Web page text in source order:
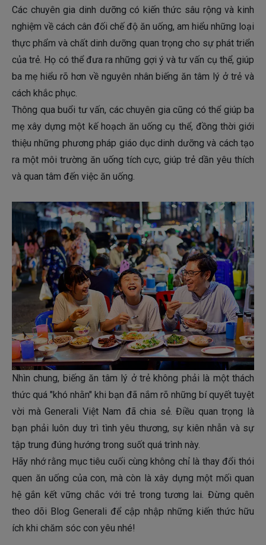
Các chuyên gia dinh dưỡng có kiến thức sâu rộng và kinh
nghiệm về cách cân đối chế độ ăn uống, am hiểu những loại
thực phẩm và chất dinh dưỡng quan trọng cho sự phát triển
của trẻ. Họ có thể đưa ra những gợi ý và tư vấn cụ thể, giúp
ba mẹ hiểu rõ hơn về nguyên nhân biếng ăn tâm lý ở trẻ và
cách khắc phục.
Thông qua buổi tư vấn, các chuyên gia cũng có thể giúp ba
mẹ xây dựng một kế hoạch ăn uống cụ thể, đồng thời giới
thiệu những phương pháp giáo dục dinh dưỡng và cách tạo
ra một môi trường ăn uống tích cực, giúp trẻ dần yêu thích
và quan tâm đến việc ăn uống.
Nhìn chung, biếng ăn tâm lý ở trẻ không phải là một thách
thức quá "khó nhằn" khi bạn đã nắm rõ những bí quyết tuyệt
vời mà Generali Việt Nam đã chia sẻ. Điều quan trọng là
bạn phải luôn duy trì tình yêu thương, sự kiên nhẫn và sự
tập trung đúng hướng trong suốt quá trình này.
Hãy nhớ rằng mục tiêu cuối cùng không chỉ là thay đổi thói
quen ăn uống của con, mà còn là xây dựng một mối quan
hệ gắn kết vững chắc với trẻ trong tương lai. Đừng quên
theo dõi Blog Generali để cập nhập những kiến thức hữu
ích khi chăm sóc con yêu nhé!